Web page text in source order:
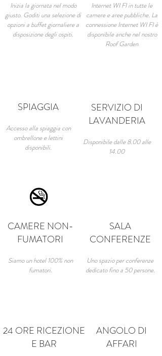
Inizia la giornata nel modo
giusto. Goditi una selezione di
opzioni a buffet giornaliere a
disposizione degli ospiti.
Internet WI FI in tutte le
camere e aree pubbliche. La
connessione Internet WI FI è
disponibile anche nel nostro
Roof Garden
SPIAGGIA
Accesso alla spiaggia con
ombrellone e lettini
disponibili.
SERVIZIO DI
LAVANDERIA
Disponibile dalle 8.00 alle
14.00
CAMERE NON-
FUMATORI
Siamo un hotel 100% non
fumatori.
SALA
CONFERENZE
Uno spazio per conferenze
dedicato fino a 50 persone.
24 ORE RICEZIONE
E BAR
ANGOLO DI
AFFARI